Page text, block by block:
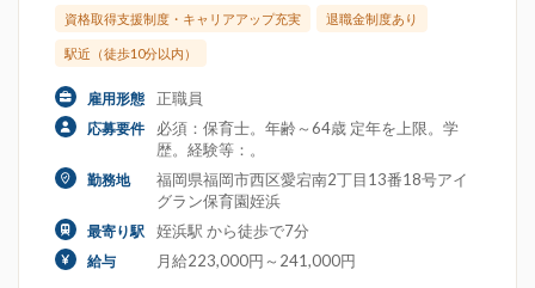
資格取得支援制度・キャリアアップ充実 退職金制度あり
駅近（徒歩10分以内）
雇用形態 正職員
応募要件
必須：保育士。年齢～64歳 定年を上限。学
歴。経験等：。
勤務地
福岡県福岡市西区愛宕南2丁目13番18号アイ
グラン保育園姪浜
最寄り駅 姪浜駅 から徒歩で7分
給与 月給223,000円～241,000円